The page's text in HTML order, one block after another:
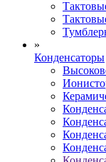
»
Конденсаторы